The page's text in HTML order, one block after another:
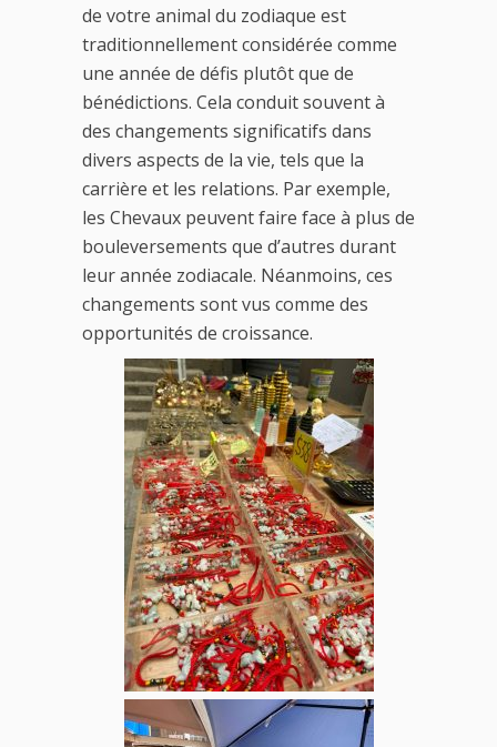
de votre animal du zodiaque est
traditionnellement considérée comme
une année de défis plutôt que de
bénédictions. Cela conduit souvent à
des changements significatifs dans
divers aspects de la vie, tels que la
carrière et les relations. Par exemple,
les Chevaux peuvent faire face à plus de
bouleversements que d’autres durant
leur année zodiacale. Néanmoins, ces
changements sont vus comme des
opportunités de croissance.